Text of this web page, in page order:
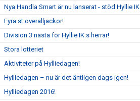
Nya Handla Smart är nu lanserat - stöd Hyllie IK
Fyra st overalljackor!
Division 3 nästa för Hyllie IK:s herrar!
Stora lotteriet
Aktiviteter på Hylliedagen!
Hylliedagen – nu är det äntligen dags igen!
Hylliedagen 2016!